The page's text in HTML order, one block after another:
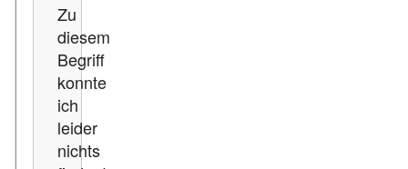
Zu
diesem
Begriff
konnte
ich
leider
nichts